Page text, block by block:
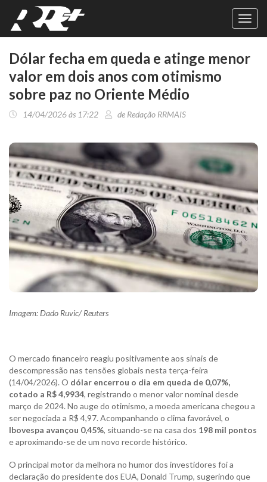
Dólar fecha em queda e atinge menor
valor em dois anos com otimismo
sobre paz no Oriente Médio
14/04/2026 às 17:22 de Redação RRMAIS
Imagem: Dado Ruvic/ Reuters
O mercado financeiro reagiu positivamente aos sinais de
descompressão nas tensões globais nesta terça-feira
(14/04/2026). O dólar encerrou o dia em queda de 0,07%,
cotado a R$ 4,9934, registrando o menor valor nominal desde
março de 2024. No auge do otimismo, a moeda americana chegou a
ser negociada a R$ 4,97. Acompanhando o clima favorável, o
Ibovespa avançou 0,45%, situando-se na casa dos 198 mil pontos
e aproximando-se de um novo recorde histórico.
O principal motor da melhora no humor dos investidores foi a
declaração do presidente dos EUA, Donald Trump, sugerindo que